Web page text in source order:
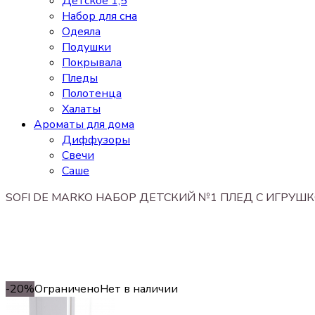
Набор для сна
Одеяла
Подушки
Покрывала
Пледы
Полотенца
Халаты
Ароматы для дома
Диффузоры
Свечи
Cаше
SOFI DE MARKO НАБОР ДЕТСКИЙ №1 ПЛЕД С
-20%ОграниченоНет в наличии